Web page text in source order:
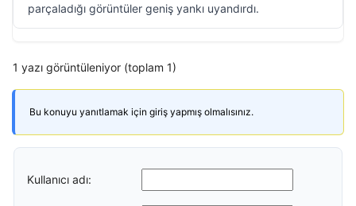
parçaladığı görüntüler geniş yankı uyandırdı.
1 yazı görüntüleniyor (toplam 1)
Bu konuyu yanıtlamak için giriş yapmış olmalısınız.
Kullanıcı adı: